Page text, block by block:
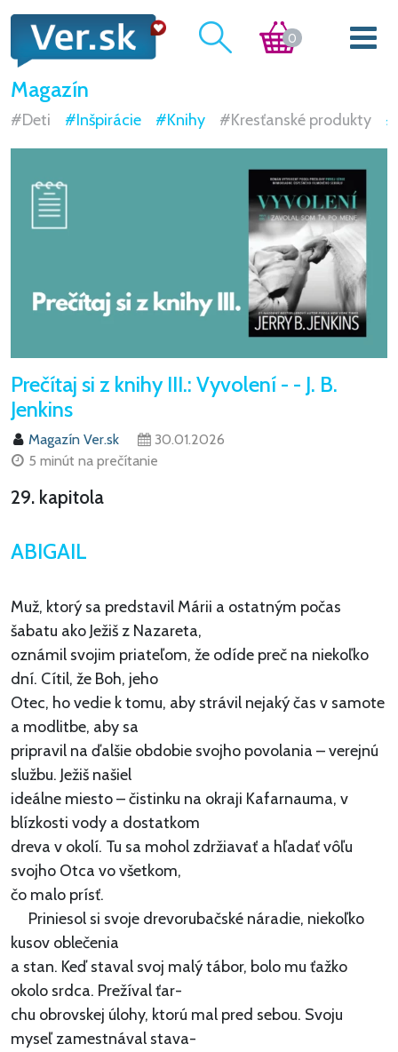
0
Magazín
#Deti #Inšpirácie #Knihy #Kresťanské produkty
Prečítaj si z knihy III.: Vyvolení - - J. B.
Jenkins
Magazín Ver.sk
30.01.2026
5 minút na prečítanie
29. kapitola
ABIGAIL
Muž, ktorý sa predstavil Márii a ostatným počas
šabatu ako Ježiš z Nazareta,
oznámil svojim priateľom, že odíde preč na niekoľko
dní. Cítil, že Boh, jeho
Otec, ho vedie k tomu, aby strávil nejaký čas v samote
a modlitbe, aby sa
pripravil na ďalšie obdobie svojho povolania – verejnú
službu. Ježiš našiel
ideálne miesto – čistinku na okraji Kafarnauma, v
blízkosti vody a dostatkom
dreva v okolí. Tu sa mohol zdržiavať a hľadať vôľu
svojho Otca vo všetkom,
čo malo prísť.
Priniesol si svoje drevorubačské náradie, niekoľko
kusov oblečenia
a stan. Keď staval svoj malý tábor, bolo mu ťažko
okolo srdca. Prežíval ťar-
chu obrovskej úlohy, ktorú mal pred sebou. Svoju
myseľ zamestnával stava-